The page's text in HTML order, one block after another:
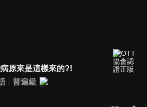
原來是這樣來的?!
普遍級